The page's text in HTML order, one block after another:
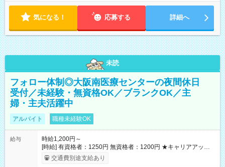
気になる！ 応募する 詳細へ
未読
フォロー体制◎大阪南医療センターの夜間休日
受付／未経験・無資格OK／ブランクOK／主
婦・主夫活躍中
アルバイト 職種未経験OK
給与
時給1,200円～
[時給] 有資格者：1250円 無資格者：1200円 ★キャリアアップ制
度あり 進級により給与がアップします！ 【試用期間】試用期間
あり 試用期間の長さ：3ヶ月 雇用形態、給与は本採用時と同じ
交通費別途支給あり